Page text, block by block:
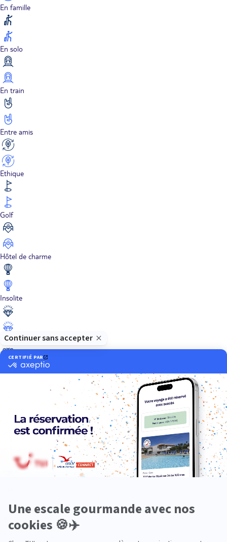
En famille
En solo
En train
Entre amis
Ethique
Golf
Hôtel de charme
Insolite
Luxe
Neige
Plongée
Premium